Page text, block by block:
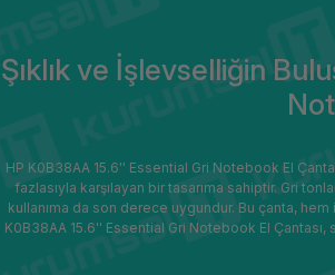
Şıklık ve İşlevselliğin
HP K0B38AA 15.6'' Essential Gri Notebook El
fazlasıyla karşılayan bir tasarıma sahiptir. Gri
kullanıma da son derece uygundur. Bu çanta,
K0B38AA 15.6'' Essential Gri Notebook El